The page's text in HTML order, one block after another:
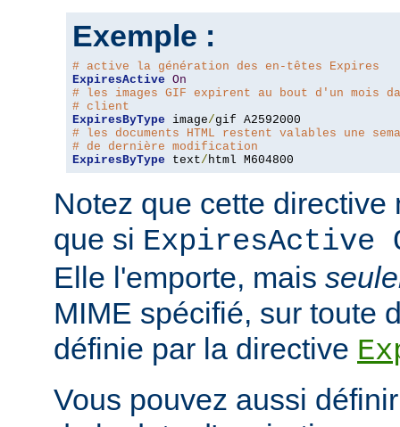
Exemple :
# active la génération des en-têtes Expires
ExpiresActive On
# les images GIF expirent au bout d'un mois
# client
ExpiresByType image/
# les documents HTML restent valables une
# de dernière modification
ExpiresByType text/ html M604800
Notez que cette directive
que si ExpiresActive
Elle l'emporte, mais
MIME spécifié, sur toute
définie par la directive
Vous pouvez aussi